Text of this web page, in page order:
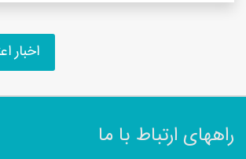
اخبار
راههای ارتباط با ما